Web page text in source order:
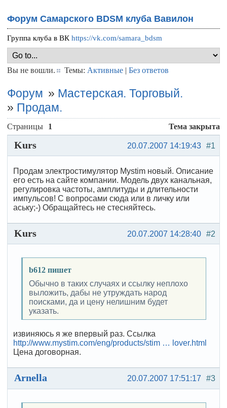
Форум Самарского BDSM клуба Вавилон
Группа клуба в ВКhttps://vk.com/samara_bdsm
Вы не вошли. Темы: Активные |Без ответов
Форум » Мастерская. Торговый.
» Продам.
Страницы 1 Тема закрыта
#1
20.07.2007 14:19:43
Kurs
Продам электростимулятор Mystim новый. Описание
его есть на сайте компании. Модель двух канальная,
регулировка частоты, амплитуды и длительности
импульсов! С вопросами сюда или в личку или
аську;-) Обращайтесь не стесняйтесь.
#2
20.07.2007 14:28:40
Kurs
b612 пишет
Обычно в таких случаях и ссылку неплохо
выложить, дабы не утруждать народ
поисками, да и цену нелишним будет
указать.
извиняюсь я же впервый раз. Ссылка
http://www.mystim.com/eng/products/stim … lover.html
Цена договорная.
#3
20.07.2007 17:51:17
Arnella